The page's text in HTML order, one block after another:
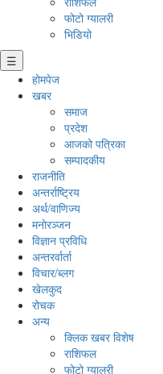
फोटो ग्यालरी
भिडियो
☰
होमपेज
खबर
समाज
प्रदेश
आजको पत्रिका
सम्पादकीय
राजनीति
अन्तर्राष्ट्रिय
अर्थ/वाणिज्य
मनाेरञ्जन
विज्ञान प्रविधि
अन्तरर्वार्ता
विचार/ब्लग
खेलकुद
रोचक
अन्य
क्लिक खबर विशेष
राशिफल
फोटो ग्यालरी